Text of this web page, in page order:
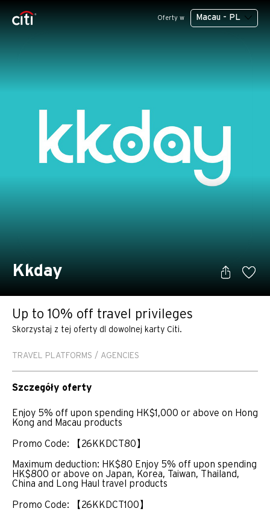
Oferty w Macau - PL
Kkday
Up to 10% off travel privileges
Skorzystaj z tej oferty dl dowolnej karty Citi.
TRAVEL PLATFORMS / AGENCIES
Szczegóły oferty
Enjoy 5% off upon spending HK$1,000 or above on Hong
Kong and Macau products
Promo Code: 【26KKDCT80】
Maximum deduction: HK$80 Enjoy 5% off upon spending
HK$800 or above on Japan, Korea, Taiwan, Thailand,
China and Long Haul travel products
Promo Code: 【26KKDCT100】